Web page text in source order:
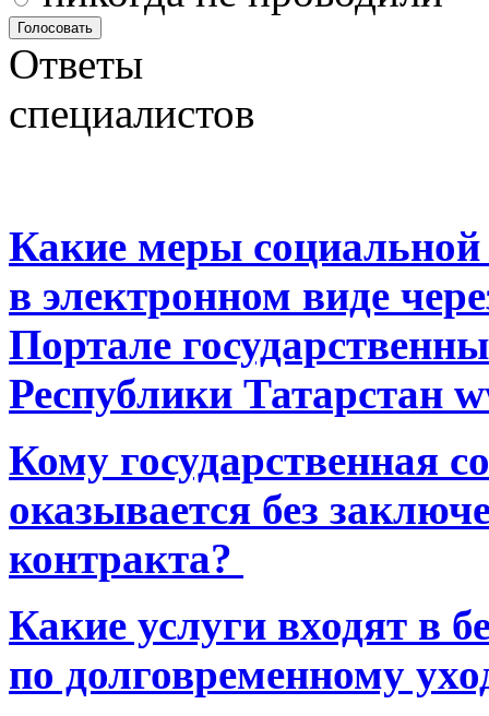
Ответы
специалистов
Какие меры
в электронном виде
Портале
Республики Татарстан
Кому государственная
оказывается без
контракта?
Какие услуги входят в
по долговременному